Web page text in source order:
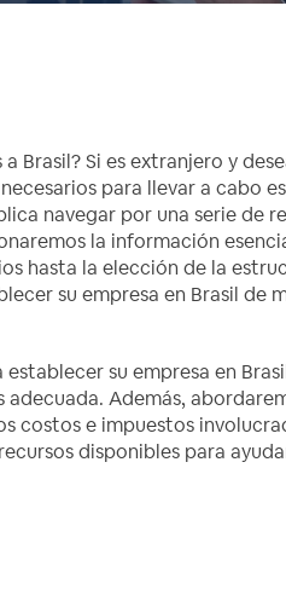
Brasil? Si es extranjero y
para llevar a cabo
navegar por una serie de
la información
hasta la elección de la
su empresa en Brasil de
su empresa en
Además,
costos e impuestos
disponibles para